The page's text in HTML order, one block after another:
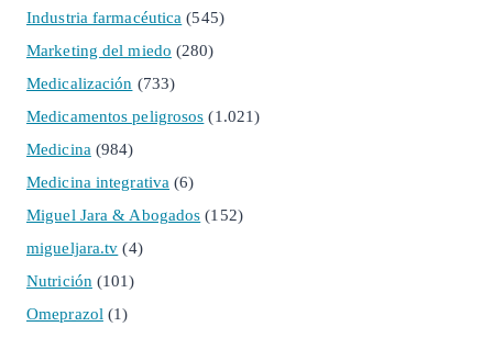
Industria farmacéutica (545)
Marketing del miedo (280)
Medicalización (733)
Medicamentos peligrosos (1.021)
Medicina (984)
Medicina integrativa (6)
Miguel Jara & Abogados (152)
migueljara.tv (4)
Nutrición (101)
Omeprazol (1)